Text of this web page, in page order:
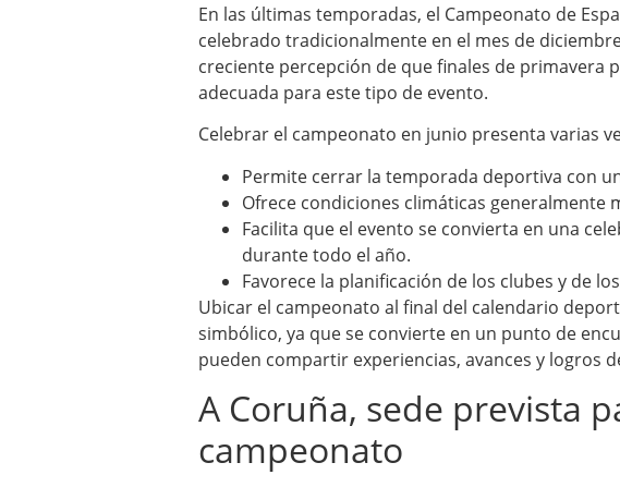
En las últimas temporadas, el Campeonato de
celebrado tradicionalmente en el mes de
creciente percepción de que finales de primavera
adecuada para este tipo de evento.
Celebrar el campeonato en junio presenta varias
Permite cerrar la temporada deportiva con
Ofrece condiciones climáticas generalmente
Facilita que el evento se convierta en una
durante todo el año.
Favorece la planificación de los clubes y de
Ubicar el campeonato al final del calendario
simbólico, ya que se convierte en un punto de
pueden compartir experiencias, avances y logros
A Coruña, sede prevista
campeonato